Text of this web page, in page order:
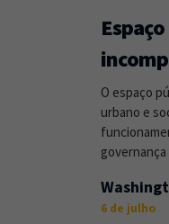
O espaço
urbano e
6 de julho